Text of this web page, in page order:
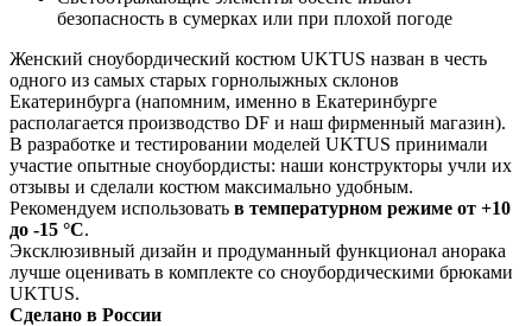
безопасность в сумерках или при плохой погоде
Женский сноубордический костюм UKTUS назван в честь
одного из самых старых горнолыжных склонов
Екатеринбурга (напомним, именно в Екатеринбурге
располагается производство DF и наш фирменный магазин).
В разработке и тестировании моделей UKTUS принимали
участие опытные сноубордисты: наши конструкторы учли их
отзывы и сделали костюм максимально удобным.
Рекомендуем использовать в температурном режиме от +10
до -15 °С.
Эксклюзивный дизайн и продуманный функционал анорака
лучше оценивать в комплекте со сноубордическими брюками
UKTUS.
Сделано в России